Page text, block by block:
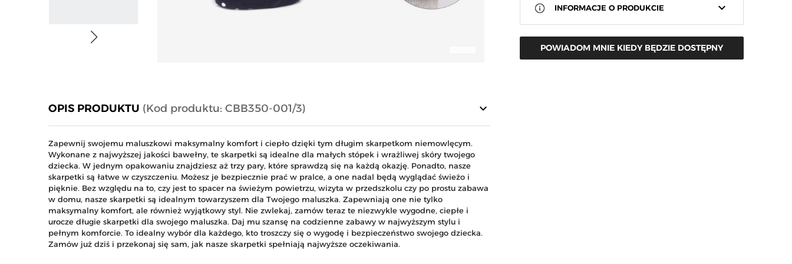
keyboard_arrow_down
INFORMACJE O PRODUKCIE
POWIADOM MNIE KIEDY BĘDZIE DOSTĘPNY
keyboard_arrow_down
OPIS PRODUKTU (Kod produktu: CBB350-001/3)
Zapewnij swojemu maluszkowi maksymalny komfort i ciepło dzięki tym długim skarpetkom niemowlęcym.
Wykonane z najwyższej jakości bawełny, te skarpetki są idealne dla małych stópek i wrażliwej skóry twojego
dziecka. W jednym opakowaniu znajdziesz aż trzy pary, które sprawdzą się na każdą okazję. Ponadto, nasze
skarpetki są łatwe w czyszczeniu. Możesz je bezpiecznie prać w pralce, a one nadal będą wyglądać świeżo i
pięknie. Bez względu na to, czy jest to spacer na świeżym powietrzu, wizyta w przedszkolu czy po prostu zabawa
w domu, nasze skarpetki są idealnym towarzyszem dla Twojego maluszka. Zapewniają one nie tylko
maksymalny komfort, ale również wyjątkowy styl. Nie zwlekaj, zamów teraz te niezwykle wygodne, ciepłe i
urocze długie skarpetki dla swojego maluszka. Daj mu szansę na codzienne zabawy w najwyższym stylu i
pełnym komforcie. To idealny wybór dla każdego, kto troszczy się o wygodę i bezpieczeństwo swojego dziecka.
Zamów już dziś i przekonaj się sam, jak nasze skarpetki spełniają najwyższe oczekiwania.